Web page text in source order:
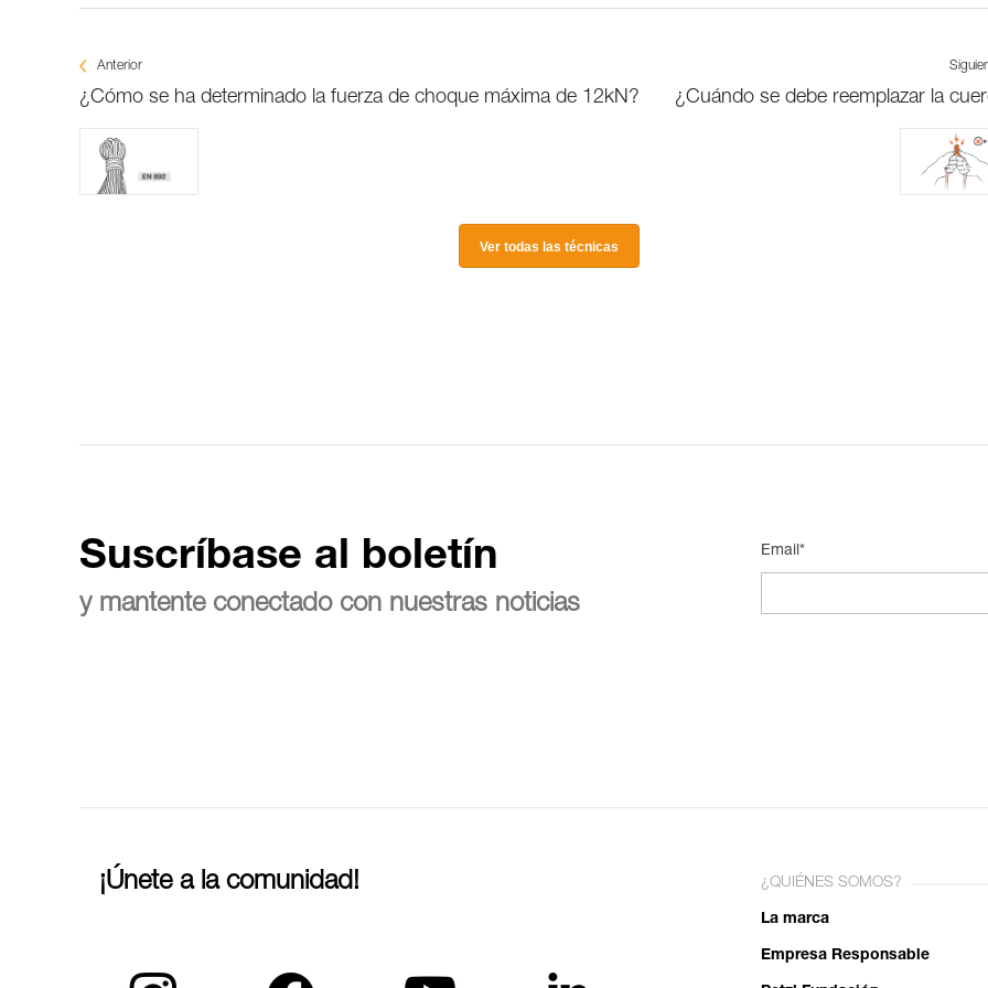
Anterior
¿Cómo se ha determinado la fuerza de choque máxima de 12kN? ¿Cuándo se debe reemplazar la
Ver todas las técnicas
Suscríbase al boletín
y mantente conectado con nuestras noticias
Email*
¡Únete a la comunidad! ¿QUIÉNES SOMOS?
La marca
Empresa Responsable